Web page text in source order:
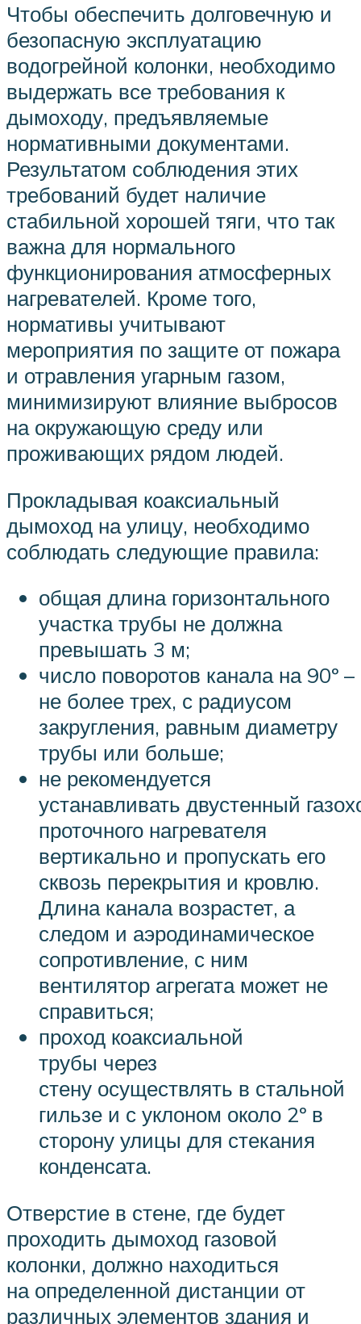
Чтобы обеспечить долговечную и
безопасную эксплуатацию
водогрейной колонки, необходимо
выдержать все требования к
дымоходу, предъявляемые
нормативными документами.
Результатом соблюдения этих
требований будет наличие
стабильной хорошей тяги, что так
важна для нормального
функционирования атмосферных
нагревателей. Кроме того,
нормативы учитывают
мероприятия по защите от пожара
и отравления угарным газом,
минимизируют влияние выбросов
на окружающую среду или
проживающих рядом людей.
Прокладывая коаксиальный
дымоход на улицу, необходимо
соблюдать следующие правила:
общая длина горизонтального
участка трубы не должна
превышать 3 м;
число поворотов канала на 90º –
не более трех, с радиусом
закругления, равным диаметру
трубы или больше;
не рекомендуется
устанавливать двустенный
проточного нагревателя
вертикально и пропускать его
сквозь перекрытия и кровлю.
Длина канала возрастет, а
следом и аэродинамическое
сопротивление, с ним
вентилятор агрегата может не
справиться;
проход коаксиальной
трубы через
стену осуществлять в стальной
гильзе и с уклоном около 2º в
сторону улицы для стекания
конденсата.
Отверстие в стене, где будет
проходить дымоход газовой
колонки, должно находиться
на определенной дистанции от
различных элементов здания и